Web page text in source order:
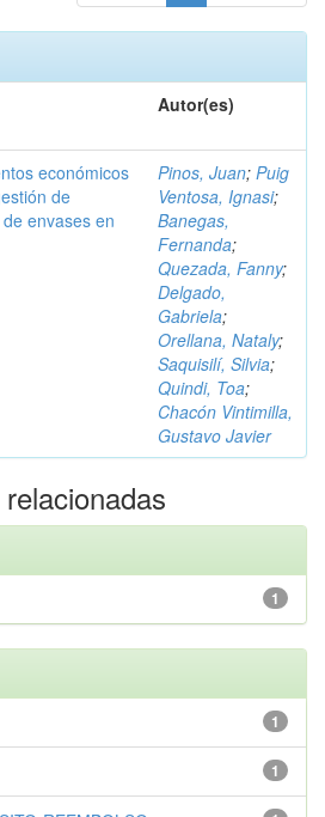
Autor(es)
económicos
de
envases en
Pinos, Juan; Puig
Ventosa, Ignasi;
Banegas,
Fernanda;
Quezada, Fanny;
Delgado,
Gabriela;
Orellana, Nataly;
Saquisilí, Silvia;
Quindi, Toa;
Chacón Vintimilla,
Gustavo Javier
1
1
1